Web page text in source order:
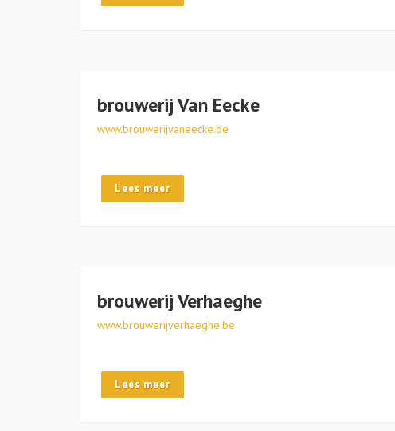
brouwerij Van Eecke
www.brouwerijvaneecke.be
Lees meer
brouwerij Verhaeghe
www.brouwerijverhaeghe.be
Lees meer